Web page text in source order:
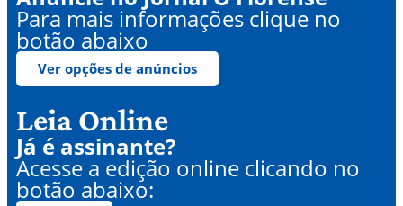
Para mais informações clique no
botão abaixo
Ver opções de anúncios
Leia Online
Já é assinante?
Acesse a edição online clicando no
botão abaixo: